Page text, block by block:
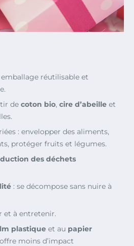
emballage réutilisable et
de coton bio, cire d’abeille et
: envelopper des aliments,
protéger fruits et légumes.
des déchets
: se décompose sans nuire à
et à entretenir.
plastique et au papier
moins d’impact